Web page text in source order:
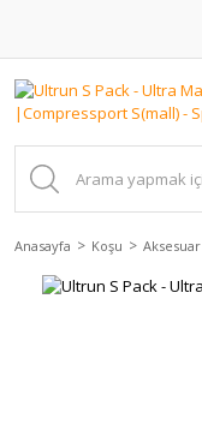
Anasayfa Koşu Aksesuar